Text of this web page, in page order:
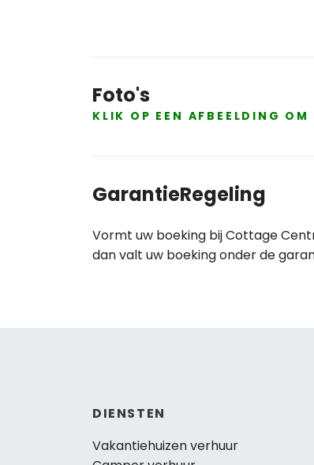
Foto's
KLIK OP EEN AFBEELDING OM
GarantieRegeling
Vormt uw boeking bij Cottage
dan valt uw boeking onder de
DIENSTEN
Vakantiehuizen verhuur